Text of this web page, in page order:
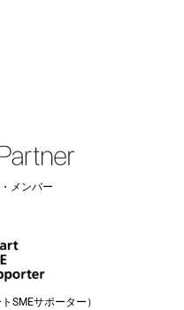
メンバー
SMEサポーター）